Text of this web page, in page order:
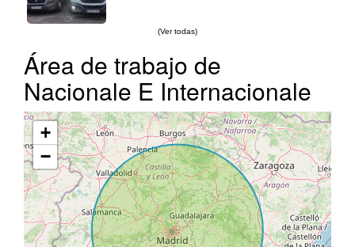
(Ver todas)
Área de trabajo de
Nacionale E Internacionale
+
−